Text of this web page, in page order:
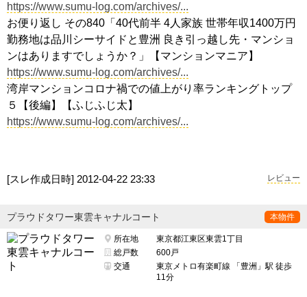
https://www.sumu-log.com/archives/...
お便り返し その840「40代前半 4人家族 世帯年収1400万円
勤務地は品川シーサイドと豊洲 良き引っ越し先・マンショ
ンはありますでしょうか？」【マンションマニア】
https://www.sumu-log.com/archives/...
湾岸マンションコロナ禍での値上がり率ランキングトップ
５【後編】【ふじふじ太】
https://www.sumu-log.com/archives/...
[スレ作成日時] 2012-04-22 23:33 レビュー
プラウドタワー東雲キャナルコート 本物件
所在地
東京都江東区東雲1丁目
総戸数
600戸
交通
東京メトロ有楽町線 「豊洲」駅 徒歩
11分